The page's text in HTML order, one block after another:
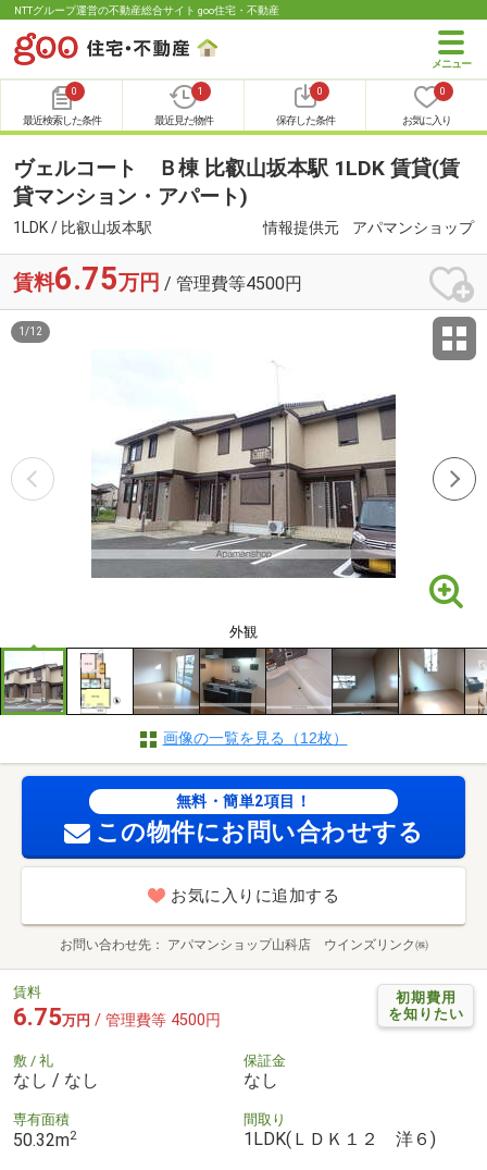
NTTグループ運営の不動産総合サイト goo住宅・不動産
0
最近検索した条件
1
最近見た物件
0
保存した条件
0
お気に入り
ヴェルコート Ｂ棟 比叡山坂本駅 1LDK 賃貸(賃
貸マンション・アパート)
1LDK / 比叡山坂本駅 情報提供元 アパマンショップ
賃料6.75万円 / 管理費等4500円
外観
1 /12
画像の一覧を見る（12枚）
無料・簡単2項目！
この物件にお問い合わせする
お気に入りに追加する
お問い合わせ先 アパマンショップ山科店 ウインズリンク㈱
初期費用
を知りたい
賃料
6.75万円 / 管理費等 4500円
敷 / 礼
なし / なし
保証金
なし
専有面積
50.32m2
間取り
1LDK(ＬＤＫ１２ 洋６)